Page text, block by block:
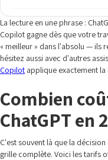
La lecture en une phrase :
Copilot gagne dès que votre
« meilleur » dans l'absolu — ils
hésitez aussi avec d'autres
Copilot applique exactement
Combien
ChatGPT en
C'est souvent là que la
grille complète. Voici les tarifs